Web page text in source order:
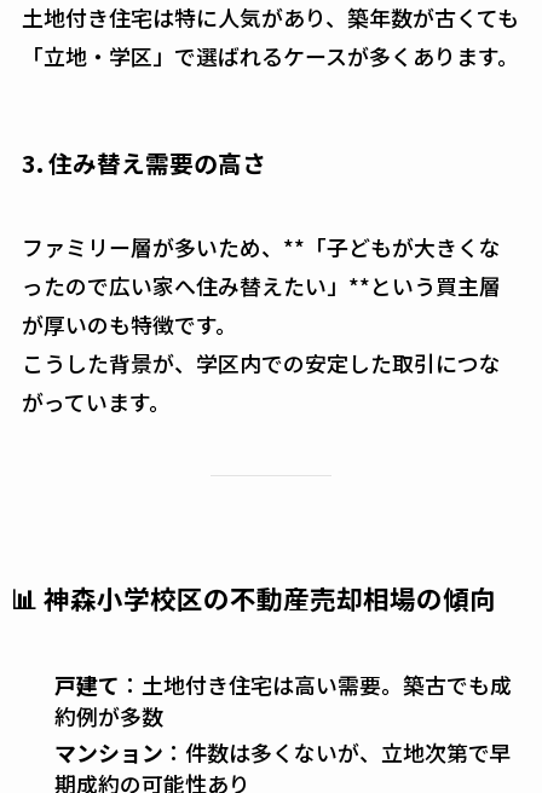
土地付き住宅は特に人気があり、築年数が古くても
「立地・学区」で選ばれるケースが多くあります。
3. 住み替え需要の高さ
ファミリー層が多いため、**「子どもが大きくな
ったので広い家へ住み替えたい」**という買主層
が厚いのも特徴です。
こうした背景が、学区内での安定した取引につな
がっています。
📊 神森小学校区の不動産売却相場の傾向
戸建て ：土地付き住宅は高い需要。築古でも成
約例が多数
マンション ：件数は多くないが、立地次第で早
期成約の可能性あり